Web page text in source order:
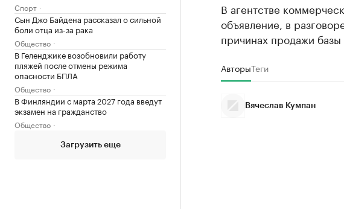
Спорт
Сын Джо Байдена рассказал о сильной
боли отца из-за рака
Общество
В Геленджике возобновили работу
пляжей после отмены режима
опасности БПЛА
Общество
В Финляндии с марта 2027 года введут
экзамен на гражданство
Общество
Загрузить еще
В агентстве
объявление, в
причинах продажи базы
АвторыТеги
Вячеслав Кумпан